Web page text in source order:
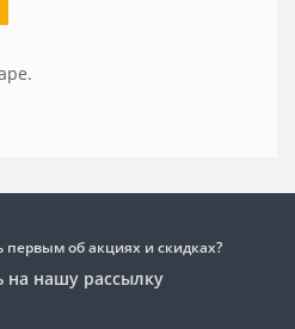
первым об акциях и скидках?
на нашу рассылку